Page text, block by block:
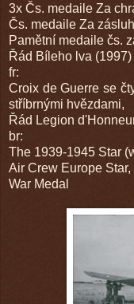
3x Čs. medaile Za
Čs. medaile Za
Pamětní medaile čs.
Řád Bíleho lva (1997)
fr:
Croix de Guerre se
stříbrnými hvězdami,
Řád Legion
br:
The 1939-1945 Star
Air Crew Europe Star,
War Medal